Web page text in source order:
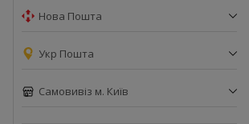
Нова Пошта
Укр Пошта
Самовивіз м. Київ